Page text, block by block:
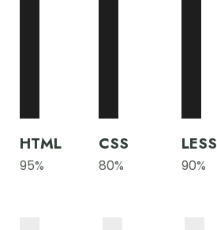
HTML
95%
CSS
80%
LESS
90%